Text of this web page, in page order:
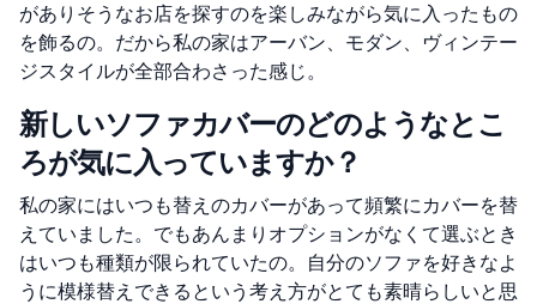
がありそうなお店を探すのを楽しみながら気に入ったもの
を飾るの。だから私の家はアーバン、モダン、ヴィンテー
ジスタイルが全部合わさった感じ。
新しいソファカバーのどのようなとこ
ろが気に入っていますか？
私の家にはいつも替えのカバーがあって頻繁にカバーを替
えていました。でもあんまりオプションがなくて選ぶとき
はいつも種類が限られていたの。自分のソファを好きなよ
うに模様替えできるという考え方がとても素晴らしいと思